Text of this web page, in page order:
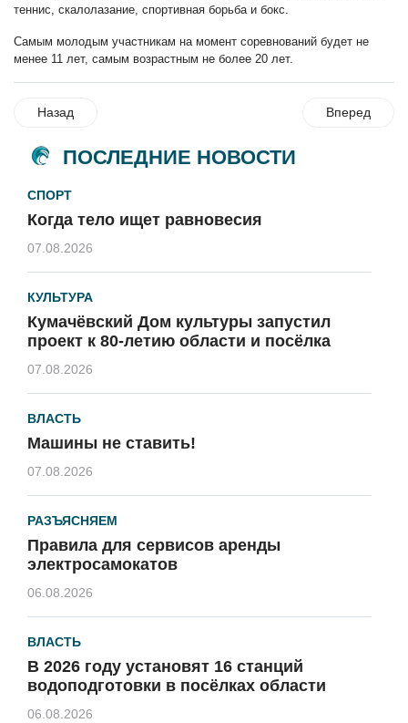
теннис, скалолазание, спортивная борьба и бокс.
Самым молодым участникам на момент соревнований будет не
менее 11 лет, самым возрастным не более 20 лет.
Назад Вперед
ПОСЛЕДНИЕ НОВОСТИ
СПОРТ
Когда тело ищет равновесия
07.08.2026
КУЛЬТУРА
Кумачёвский Дом культуры запустил
проект к 80-летию области и посёлка
07.08.2026
ВЛАСТЬ
Машины не ставить!
07.08.2026
РАЗЪЯСНЯЕМ
Правила для сервисов аренды
электросамокатов
06.08.2026
ВЛАСТЬ
В 2026 году установят 16 станций
водоподготовки в посёлках области
06.08.2026